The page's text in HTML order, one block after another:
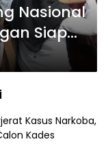
Nasional
Siap
Kasus Narkoba,
Kades